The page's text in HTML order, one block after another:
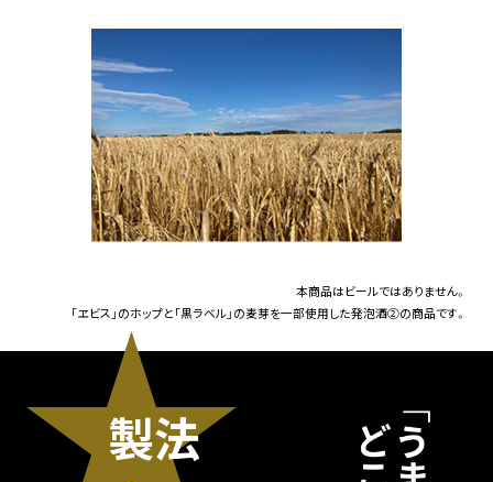
本商品はビールではありません。
「ヱビス」のホップと「黒ラベル」の麦芽を一部使用した発泡酒②の商品です。
製法